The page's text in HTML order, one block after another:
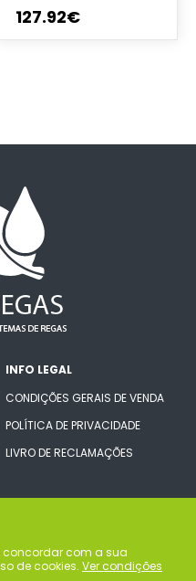
127.92€
INFO LEGAL
CONDIÇÕES GERAIS DE VENDA
POLÍTICA DE PRIVACIDADE
LIVRO DE RECLAMAÇÕES
concordar com a sua
de cookies. Ver condições